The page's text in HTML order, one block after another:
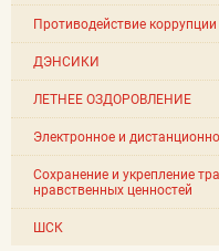
Противодействие коррупции
ДЭНСИКИ
ЛЕТНЕЕ ОЗДОРОВЛЕНИЕ
Электронное и
Сохранение и укрепление
нравственных ценностей
ШСК